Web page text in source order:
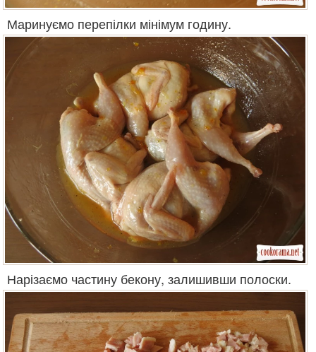
Маринуємо перепілки мінімум годину.
Нарізаємо частину бекону, залишивши полоски.